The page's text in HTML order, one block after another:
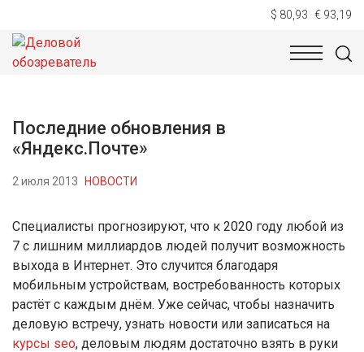
$ 80,93 € 93,19
НОВОСТИ
Последние обновления в
«Яндекс.Почте»
2 июля 2013 НОВОСТИ
Специалисты прогнозируют, что к 2020 году любой из
7 с лишним миллиардов людей получит возможность
выхода в Интернет. Это случится благодаря
мобильным устройствам, востребованность которых
растёт с каждым днём. Уже сейчас, чтобы назначить
деловую встречу, узнать новости или записаться на
курсы seo, деловым людям достаточно взять в руки